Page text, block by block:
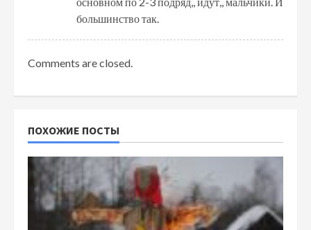
большинство так.
Comments are closed.
ПОХОЖИЕ ПОСТЫ